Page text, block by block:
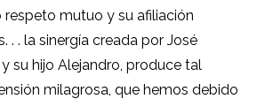
mutuo y su afiliación
. . la sinergía creada por José
su hijo Alejandro, produce tal
milagrosa, que hemos debido